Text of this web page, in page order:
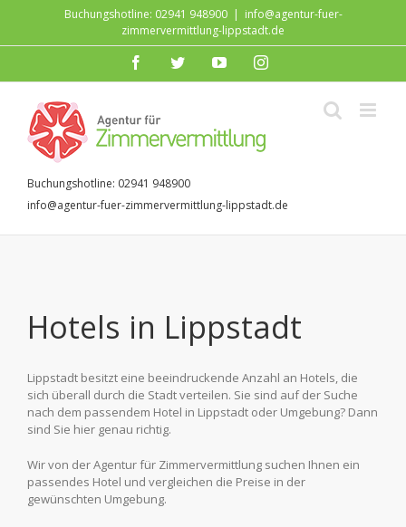
springen
Buchungshotline: 02941 948900 | info@agentur-fuer-
zimmervermittlung-lippstadt.de
facebooktwitter youtubeinstagram
Buchungshotline: 02941 948900
info@agentur-fuer-zimmervermittlung-lippstadt.de
Hotels in Lippstadt
Lippstadt besitzt eine beeindruckende Anzahl an Hotels, die
sich überall durch die Stadt verteilen. Sie sind auf der Suche
nach dem passendem Hotel in Lippstadt oder Umgebung? Dann
sind Sie hier genau richtig.
Wir von der Agentur für Zimmervermittlung suchen Ihnen ein
passendes Hotel und vergleichen die Preise in der
gewünschten Umgebung.